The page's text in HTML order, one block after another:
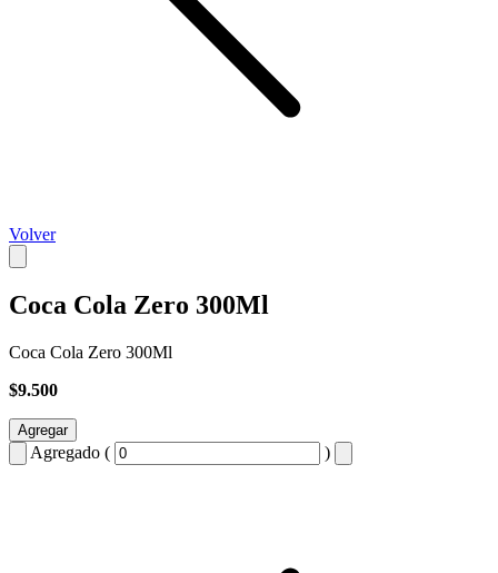
Volver
Coca Cola Zero 300Ml
Coca Cola Zero 300Ml
$9.500
Agregar
Agregado ( )